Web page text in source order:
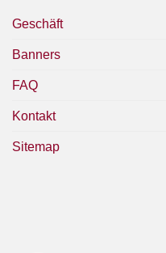
Geschäft
Banners
FAQ
Kontakt
Sitemap